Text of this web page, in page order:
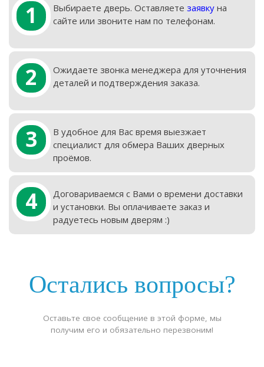
1 Выбираете дверь. Оставляете заявкуна
сайте или звоните нам по телефонам.
2
Ожидаете звонка менеджера для уточнения
деталей и подтверждения заказа.
3
В удобное для Вас время выезжает
специалист для обмера Ваших дверных
проёмов.
4
Договариваемся с Вами о времени доставки
и установки. Вы оплачиваете заказ и
радуетесь новым дверям :)
Остались вопросы?
Оставьте свое сообщение в этой форме, мы
получим его и обязательно перезвоним!